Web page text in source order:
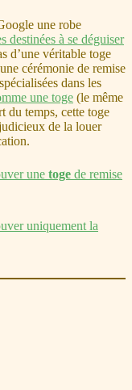
une robe
destinées à se déguiser
d’une véritable toge
cérémonie de remise
dans les
une toge (le même
du temps, cette toge
de la louer
une toge de remise
uniquement la